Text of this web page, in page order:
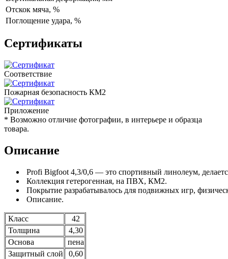
Отскок мяча, %
Поглощение удара, %
Сертификаты
Соответствие
Пожарная безопасность КМ2
Приложение
* Возможно отличие фотографии, в интерьере и образца
товара.
Описание
Profi Bigfoot 4,3/0,6 — это спортивный линолеум,
Коллекция гетерогенная, на ПВХ, КМ2.
Покрытие разрабатывалось для подвижных игр,
Описание.
Класс
42
Толщина
4,30
Основа
пена
Защитный слой
0,60